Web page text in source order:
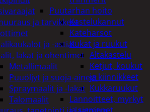
Puutarhan hoito
Kastelukannut
Kateharsot
Kukat ja ruukut
Altakastelu
Ketjut, koukut
ja kiinnikkeet
Kukkaruukut
Lannoitteet, myrkyt
ja tarvikkeet
ja -astiat
lakat ja ohentimet
Metallimaalit
Puuöljyt ja suoja-aineet
Spraymaalit ja -lakat
Talomaalit